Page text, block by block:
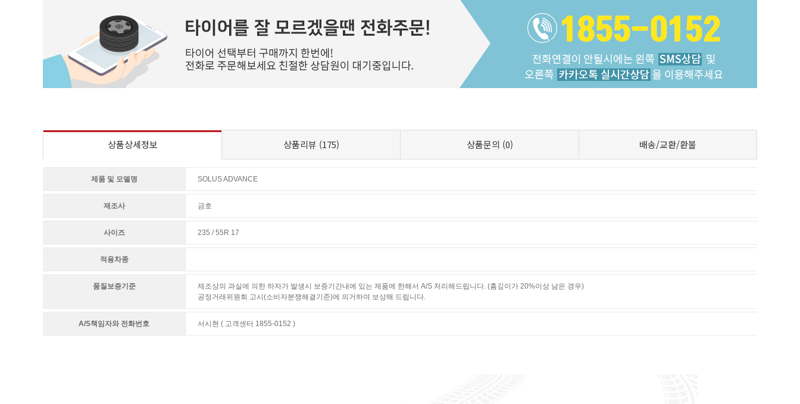
상품상세정보 상품리뷰 (175) 상품문의 (0) 배송/교환/환불
제품 및 모델명 SOLUS ADVANCE
제조사 금호
사이즈 235 / 55R 17
적용차종
품질보증기준
제조상의 과실에 의한 하자가 발생시 보증기간내에 있는 제품에 한해서 A/S 처리해드립니다. (홈깊이가 20%이상 남은 경우)
공정거래위원회 고시(소비자분쟁해결기준)에 의거하여 보상해 드립니다.
A/S책임자와 전화번호 서시현 ( 고객센터 1855-0152 )